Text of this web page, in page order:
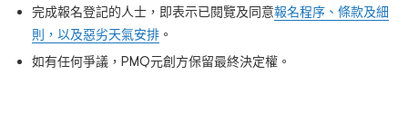
完成報名登記的人士，即表示已閱覽及同意報名程序、條款及細
則，以及惡劣天氣安排 。
如有任何爭議，PMQ元創方保留最終決定權。